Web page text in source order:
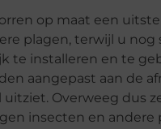
op maat een
plagen, terwijl u
te installeren en te
aangepast aan de
uitziet. Overweeg dus
insecten en andere